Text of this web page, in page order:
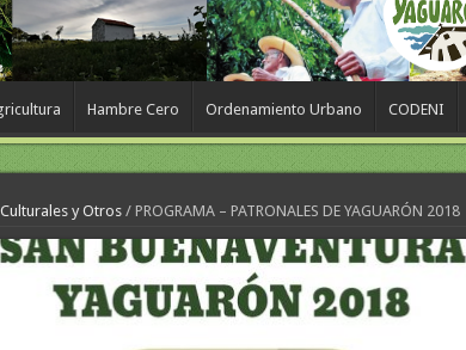
Hambre Cero Ordenamiento Urbano CODENI
y Otros / PROGRAMA – PATRONALES DE YAGUARÓN 2018